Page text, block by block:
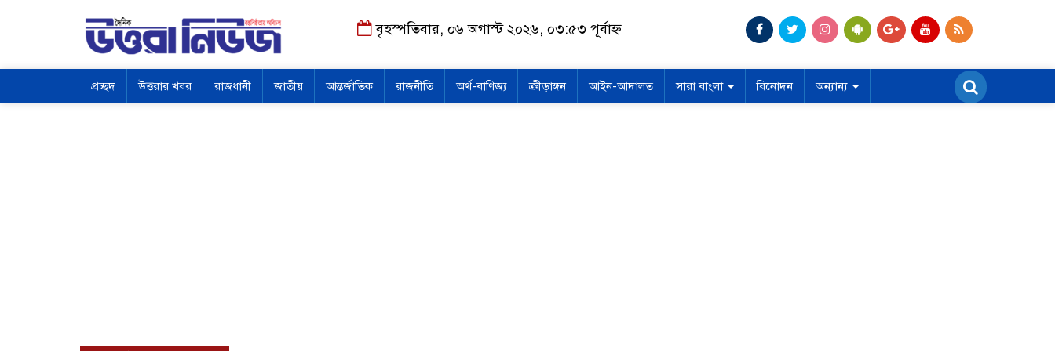
বৃহস্পতিবার, ০৬ অগাস্ট ২০২৬, ০৩:৫৩ পূর্বাহ্ন
প্রচ্ছদ উত্তরার খবর রাজধানী জাতীয় আন্তর্জাতিক রাজনীতি অর্থ-বাণিজ্য ক্রীড়াঙ্গন আইন-আদালত সারা বাংলা বিনোদন অন্যান্য